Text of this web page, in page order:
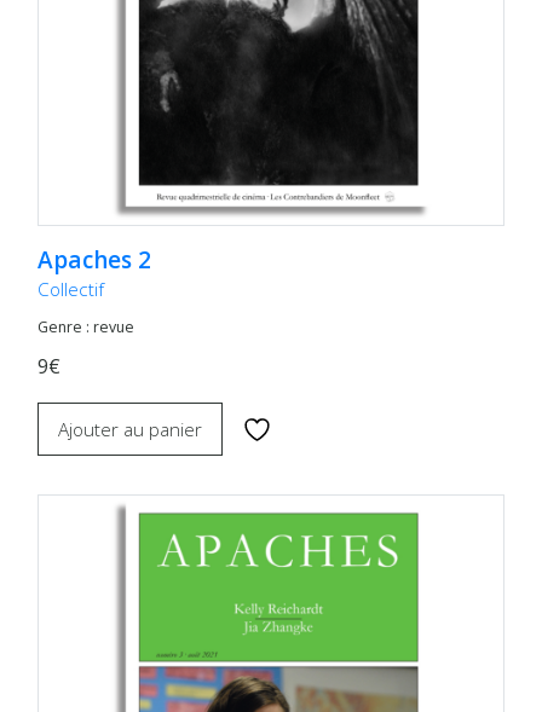
Apaches 2
Collectif
Genre : revue
9€
Ajouter au panier